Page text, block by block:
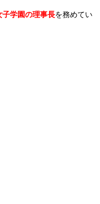
学園の理事長を務めてい